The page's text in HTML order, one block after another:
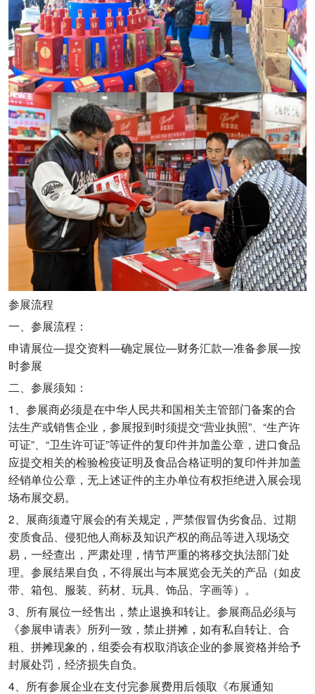
参展流程
一、参展流程：
申请展位—提交资料—确定展位—财务汇款—准备参展—按
时参展
二、参展须知：
1、参展商必须是在中华人民共和国相关主管部门备案的合
法生产或销售企业，参展报到时须提交“营业执照”、“生产许
可证”、“卫生许可证”等证件的复印件并加盖公章，进口食品
应提交相关的检验检疫证明及食品合格证明的复印件并加盖
经销单位公章，无上述证件的主办单位有权拒绝进入展会现
场布展交易。
2、展商须遵守展会的有关规定，严禁假冒伪劣食品、过期
变质食品、侵犯他人商标及知识产权的商品等进入现场交
易，一经查出，严肃处理，情节严重的将移交执法部门处
理。参展结果自负，不得展出与本展览会无关的产品（如皮
带、箱包、服装、药材、玩具、饰品、字画等）。
3、所有展位一经售出，禁止退换和转让。参展商品必须与
《参展申请表》所列一致，禁止拼摊，如有私自转让、合
租、拼摊现象的，组委会有权取消该企业的参展资格并给予
封展处罚，经济损失自负。
4、所有参展企业在支付完参展费用后领取《布展通知